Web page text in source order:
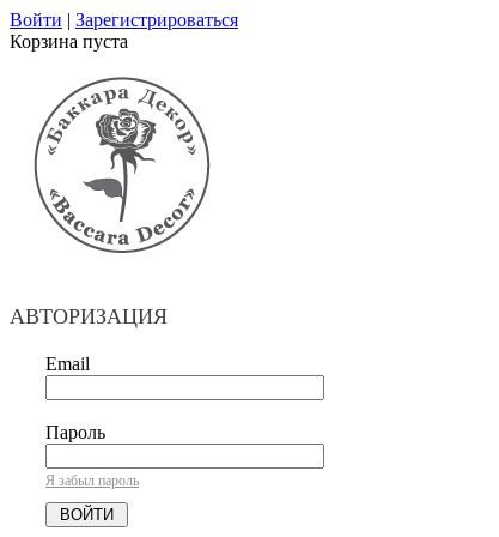
Войти | Зарегистрироваться
Корзина пуста
АВТОРИЗАЦИЯ
Email
Пароль
Я забыл пароль